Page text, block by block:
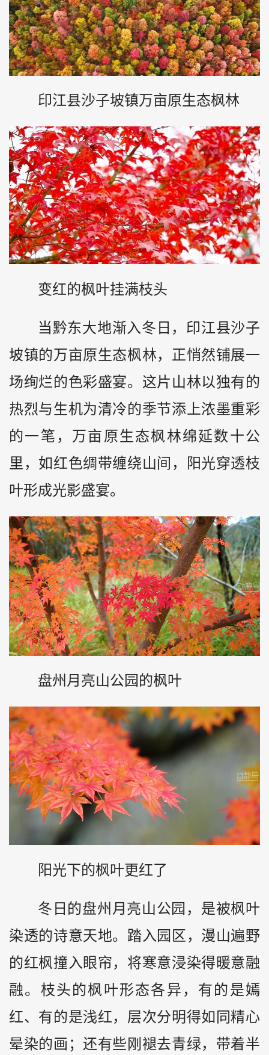
印江县沙子坡镇万亩原生态枫林
变红的枫叶挂满枝头
当黔东大地渐入冬日，印江县沙子
坡镇的万亩原生态枫林，正悄然铺展一
场绚烂的色彩盛宴。这片山林以独有的
热烈与生机为清冷的季节添上浓墨重彩
的一笔，万亩原生态枫林绵延数十公
里，如红色绸带缠绕山间，阳光穿透枝
叶形成光影盛宴。
盘州月亮山公园的枫叶
阳光下的枫叶更红了
冬日的盘州月亮山公园，是被枫叶
染透的诗意天地。踏入园区，漫山遍野
的红枫撞入眼帘，将寒意浸染得暖意融
融。枝头的枫叶形态各异，有的是嫣
红、有的是浅红，层次分明得如同精心
晕染的画；还有些刚褪去青绿，带着半